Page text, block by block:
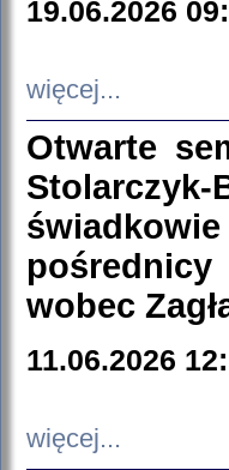
19.06.2026
więcej...
Otwarte
wobec
11.06.2026
więcej...